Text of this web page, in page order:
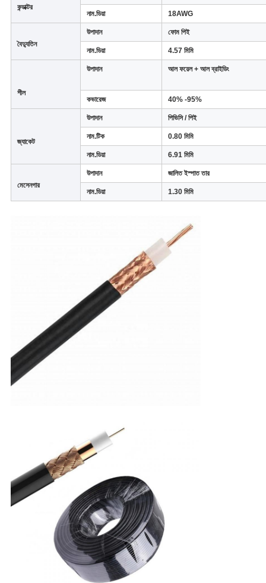
কন্ডাক্টর
নাম.ডিয়া 18AWG
বৈদ্যুতিন
উপাদান ফোম পিই
নাম.ডিয়া 4.57 মিমি
শীল
উপাদান আল ফয়েল + আল ব্রাইডিং
কভারেজ 40% -95%
জ্যাকেট
উপাদান পিভিসি / পিই
নাম.টিক 0.80 মিমি
নাম.ডিয়া 6.91 মিমি
মেসেনগার
উপাদান জালিত ইস্পাত তার
নাম.ডিয়া 1.30 মিমি